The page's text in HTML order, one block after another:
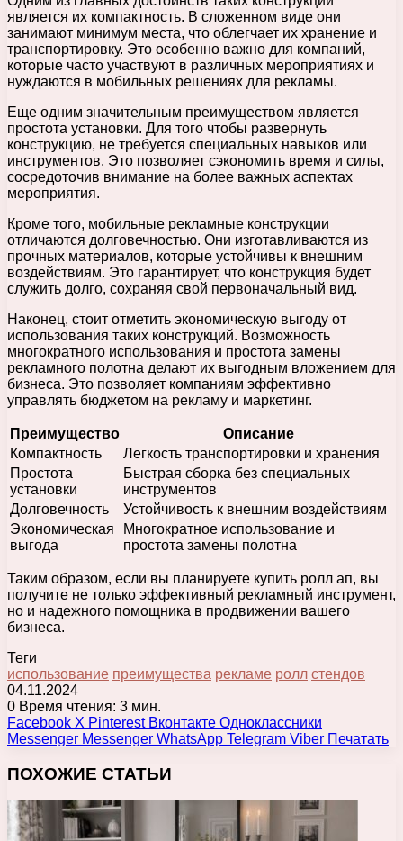
является их компактность. В сложенном виде они
занимают минимум места, что облегчает их хранение и
транспортировку. Это особенно важно для компаний,
которые часто участвуют в различных мероприятиях и
нуждаются в мобильных решениях для рекламы.
Еще одним значительным преимуществом является
простота установки. Для того чтобы развернуть
конструкцию, не требуется специальных навыков или
инструментов. Это позволяет сэкономить время и силы,
сосредоточив внимание на более важных аспектах
мероприятия.
Кроме того, мобильные рекламные конструкции
отличаются долговечностью. Они изготавливаются из
прочных материалов, которые устойчивы к внешним
воздействиям. Это гарантирует, что конструкция будет
служить долго, сохраняя свой первоначальный вид.
Наконец, стоит отметить экономическую выгоду от
использования таких конструкций. Возможность
многократного использования и простота замены
рекламного полотна делают их выгодным вложением для
бизнеса. Это позволяет компаниям эффективно
управлять бюджетом на рекламу и маркетинг.
Преимущество
Описание
Компактность
Легкость транспортировки и хранения
Простота
установки
Быстрая сборка без специальных
инструментов
Долговечность
Устойчивость к внешним воздействиям
Экономическая
выгода
Многократное использование и
простота замены полотна
Таким образом, если вы планируете купить ролл ап, вы
получите не только эффективный рекламный инструмент,
но и надежного помощника в продвижении вашего
бизнеса.
Теги
использование преимущества рекламе ролл стендов
04.11.2024
0 Время чтения: 3 мин.
Facebook X Pinterest Вконтакте Одноклассники
Messenger Messenger WhatsApp Telegram Viber Печатать
ПОХОЖИЕ СТАТЬИ